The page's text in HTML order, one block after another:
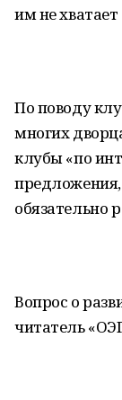
им не
По поводу
многих
клубы «по
обязательно
Вопрос о
читатель